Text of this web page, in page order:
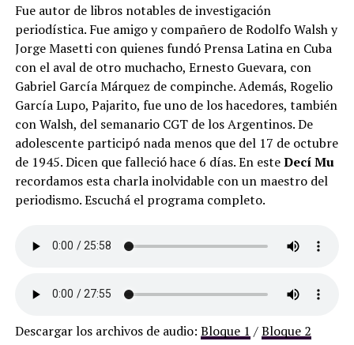
Fue autor de libros notables de investigación
periodística. Fue amigo y compañero de Rodolfo Walsh y
Jorge Masetti con quienes fundó Prensa Latina en Cuba
con el aval de otro muchacho, Ernesto Guevara, con
Gabriel García Márquez de compinche. Además, Rogelio
García Lupo, Pajarito, fue uno de los hacedores, también
con Walsh, del semanario CGT de los Argentinos. De
adolescente participó nada menos que del 17 de octubre
de 1945. Dicen que falleció hace 6 días. En esteDecí Mu
recordamos esta charla inolvidable con un maestro del
periodismo. Escuchá el programa completo.
Descargar los archivos de audio: Bloque 1 /Bloque 2